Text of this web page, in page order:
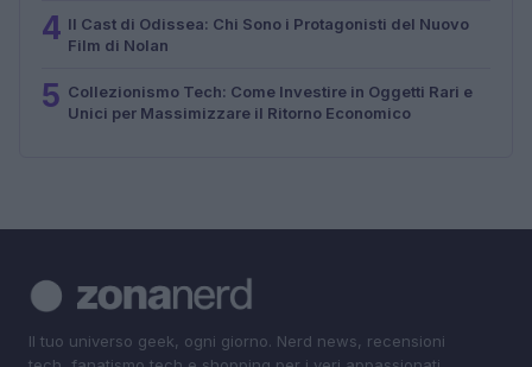
4 Il Cast di Odissea: Chi Sono i Protagonisti del Nuovo
Film di Nolan
5 Collezionismo Tech: Come Investire in Oggetti Rari e
Unici per Massimizzare il Ritorno Economico
Il tuo universo geek, ogni giorno. Nerd news, recensioni